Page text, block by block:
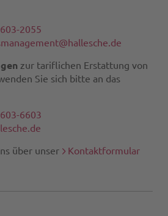
2055
zur tariflichen Erstattung von
Sie sich bitte an das
6603
über unser Kontaktformular